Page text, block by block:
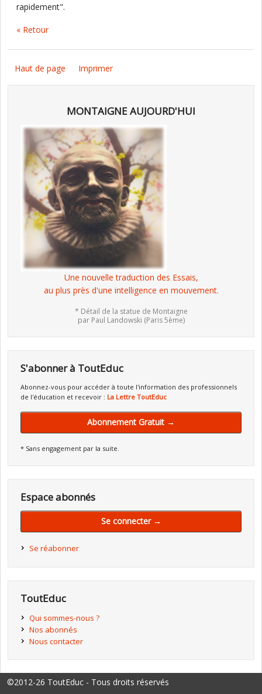
rapidement".
« Retour
Haut de page Imprimer
MONTAIGNE AUJOURD'HUI
Une nouvelle traduction des Essais,
au plus près d'une intelligence en mouvement.
* Détail de la statue de Montaigne
par Paul Landowski (Paris 5ème)
S'abonner à ToutEduc
Abonnez-vous pour accéder à toute l'information des professionnels
de l'éducation et recevoir : La Lettre ToutEduc
Abonnement Gratuit →
* Sans engagement par la suite.
Espace abonnés
Se connecter →
Se réabonner
ToutEduc
Qui sommes-nous ?
Nos abonnés
Nous contacter
©2012-26 ToutEduc - Tous droits réservés